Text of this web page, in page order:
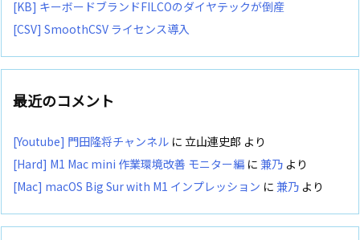
[KB] キーボードブランドFILCOのダイヤテックが倒産
[CSV] SmoothCSV ライセンス導入
最近のコメント
[Youtube] 門田隆将チャンネル に 立山連史郎 より
[Hard] M1 Mac mini 作業環境改善 モニター編 に 兼乃 より
[Mac] macOS Big Sur with M1 インプレッション に 兼乃 より